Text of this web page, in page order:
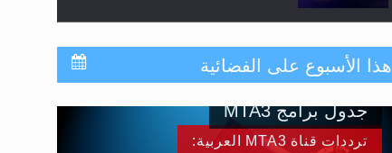
حقيقة المسيح الدجال
القرآن قاضٍ وحكمٌ على السنة
هذا الأسبوع على الفضائية
ترددات قناة MTA3 العربية:
جدول برامج MTA3